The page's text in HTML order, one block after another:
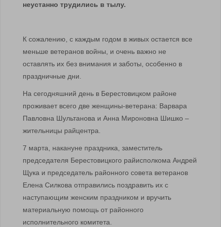
неустанно трудились в тылу.
К сожалению, с каждым годом в живых остается все
меньше ветеранов войны, и очень важно не
оставлять их без внимания и заботы, особенно в
праздничные дни.
На сегодняшний день в Берестовицком районе
проживает всего две женщины-ветерана: Варвара
Павловна Шультанова и Анна Мироновна Шишко –
жительницы райцентра.
7 марта, накануне праздника, заместитель
председателя Берестовицкого райисполкома Андрей
Щука и председатель районного совета ветеранов
Елена Силкова отправились поздравить их с
наступающим женским праздником и вручить
материальную помощь от районного
исполнительного комитета.